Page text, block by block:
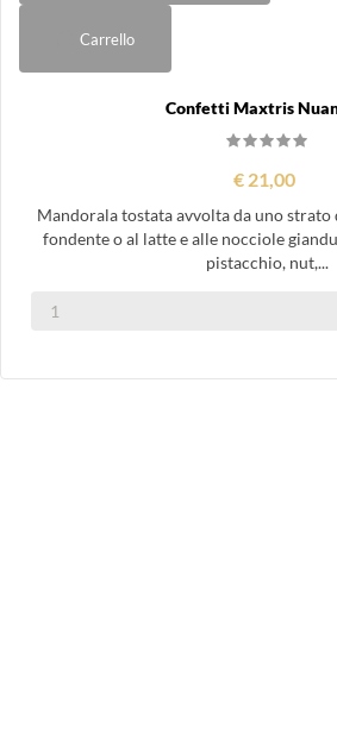
Carrello
Confetti Maxtris
€ 21,00
Mandorala tostata avvolta da uno
fondente o al latte e alle nocciole
pistacchio, nut,...